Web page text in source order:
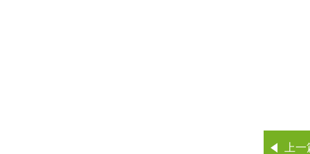
上